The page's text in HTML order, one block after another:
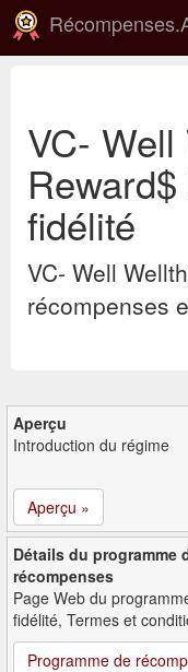
VC-
fidélité
VC- Well
récompenses
Aperçu
Introduction du régime
Aperçu »
Détails du programme
récompenses
Page Web du
fidélité, Termes et
Programme de